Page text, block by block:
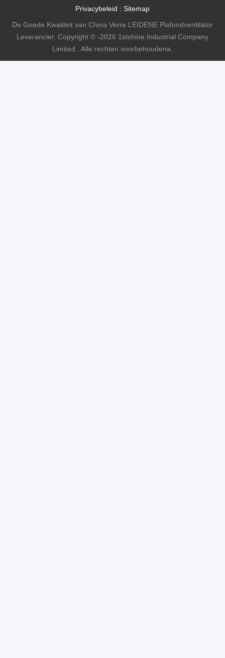
Privacybeleid | Sitemap
De Goede Kwaliteit van China Verre LEIDENE Plafondventilator
Leverancier. Copyright © -2026 1stshine Industrial Company
Limited . Alle rechten voorbehoudena.